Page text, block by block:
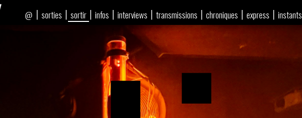
| sorties | sortir | infos | interviews | transmissions | chroniques | express | instants
@